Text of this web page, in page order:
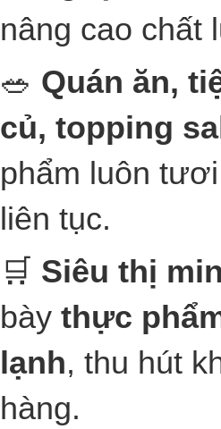
nâng cao chất
🥗 Quán ăn,
củ, topping
phẩm luôn
liên tục.
🛒 Siêu thị
bày thực
lạnh, thu hút
hàng.